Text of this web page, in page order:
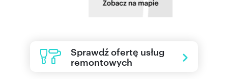
Sprawdź ofertę usług
remontowych